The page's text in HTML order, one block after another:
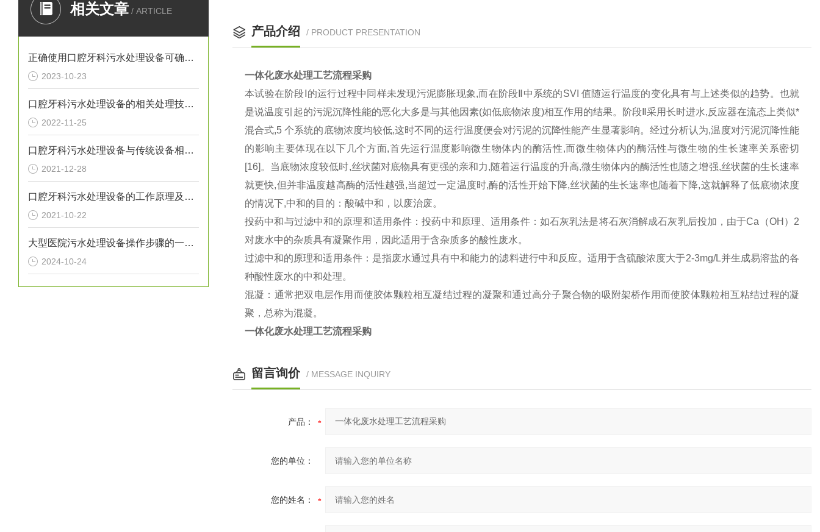
相关文章 / ARTICLE
正确使用口腔牙科污水处理设备可确保处理效果
2023-10-23
口腔牙科污水处理设备的相关处理技术介绍
2022-11-25
口腔牙科污水处理设备与传统设备相比的优势介绍
2021-12-28
口腔牙科污水处理设备的工作原理及出故障时需采取的措施介绍
2021-10-22
大型医院污水处理设备操作步骤的一般指南
2024-10-24
产品介绍 / PRODUCT PRESENTATION
一体化废水处理工艺流程采购
本试验在阶段Ⅰ的运行过程中同样未发现污泥膨胀现象,而在阶段Ⅱ中系统的SVI 值随运行温度的变化具有与上述类似的趋势。也就
是说温度引起的污泥沉降性能的恶化大多是与其他因素(如低底物浓度)相互作用的结果。阶段Ⅱ采用长时进水,反应器在流态上类似*
混合式,5 个系统的底物浓度均较低,这时不同的运行温度便会对污泥的沉降性能产生显著影响。经过分析认为,温度对污泥沉降性能
的影响主要体现在以下几个方面,首先运行温度影响微生物体内的酶活性,而微生物体内的酶活性与微生物的生长速率关系密切
[16]。当底物浓度较低时,丝状菌对底物具有更强的亲和力,随着运行温度的升高,微生物体内的酶活性也随之增强,丝状菌的生长速率
就更快,但并非温度越高酶的活性越强,当超过一定温度时,酶的活性开始下降,丝状菌的生长速率也随着下降,这就解释了低底物浓度
的情况下,中和的目的：酸碱中和，以废治废。
投药中和与过滤中和的原理和适用条件：投药中和原理、适用条件：如石灰乳法是将石灰消解成石灰乳后投加，由于Ca（OH）2
对废水中的杂质具有凝聚作用，因此适用于含杂质多的酸性废水。
过滤中和的原理和适用条件：是指废水通过具有中和能力的滤料进行中和反应。适用于含硫酸浓度大于2-3mg/L并生成易溶盐的各
种酸性废水的中和处理。
混凝：通常把双电层作用而使胶体颗粒相互凝结过程的凝聚和通过高分子聚合物的吸附架桥作用而使胶体颗粒相互粘结过程的凝
聚，总称为混凝。
一体化废水处理工艺流程采购
留言询价 / MESSAGE INQUIRY
产品：
您的单位：
您的姓名：